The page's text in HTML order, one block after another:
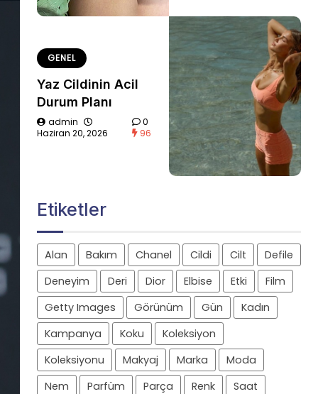
GENEL
Yaz Cildinin Acil
Durum Planı
admin
Haziran 20, 2026
0
96
Etiketler
Alan Bakım Chanel Cildi Cilt
Defile
Deneyim
Deri Dior Elbise Etki
Film
Getty Images
Görünüm Gün
Kadın
Kampanya
Koku
Koleksiyon
Koleksiyonu
Makyaj Marka
Moda
Nem
Parfüm Parça Renk
Saat